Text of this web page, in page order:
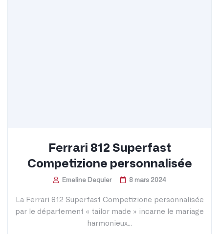
Ferrari 812 Superfast
Competizione personnalisée
Emeline Dequier 8 mars 2024
La Ferrari 812 Superfast Competizione personnalisée
par le département « tailor made » incarne le mariage
harmonieux...